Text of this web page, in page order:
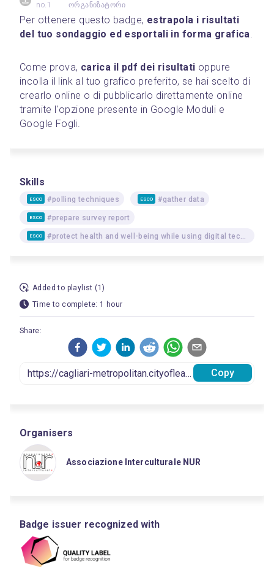
no.1
ორგანიზატორი
Per ottenere questo badge, estrapola i risultati
del tuo sondaggio ed esportali in forma grafica.
Come prova, carica il pdf dei risultati oppure
incolla il link al tuo grafico preferito, se hai scelto di
crearlo online o di pubblicarlo direttamente online
tramite l'opzione presente in Google Moduli e
Google Fogli.
Skills
ESCO #polling techniques ESCO #gather data
ESCO #prepare survey report
ESCO #protect health and well-being while using digital technologies
Added to playlist (1)
Time to complete: 1 hour
Share:
Copy
Organisers
Associazione Interculturale NUR
Badge issuer recognized with